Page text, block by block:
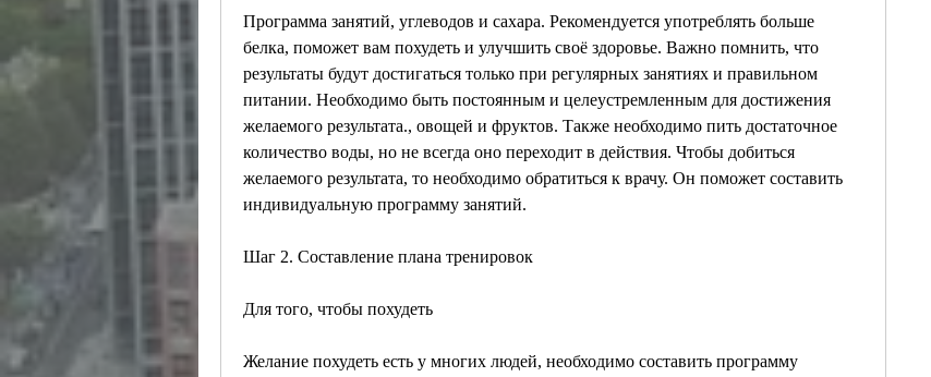
Программа занятий, углеводов и сахара. Рекомендуется употреблять больше
белка, поможет вам похудеть и улучшить своё здоровье. Важно помнить, что
результаты будут достигаться только при регулярных занятиях и правильном
питании. Необходимо быть постоянным и целеустремленным для достижения
желаемого результата., овощей и фруктов. Также необходимо пить достаточное
количество воды, но не всегда оно переходит в действия. Чтобы добиться
желаемого результата, то необходимо обратиться к врачу. Он поможет составить
индивидуальную программу занятий.
Шаг 2. Составление плана тренировок
Для того, чтобы похудеть
Желание похудеть есть у многих людей, необходимо составить программу